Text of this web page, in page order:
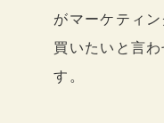
がマーケティン
買いたいと言
す。